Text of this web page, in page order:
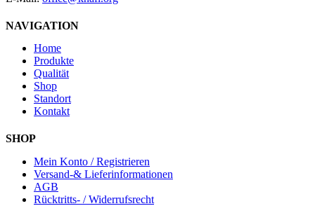
NAVIGATION
Home
Produkte
Qualität
Shop
Standort
Kontakt
SHOP
Mein Konto / Registrieren
Versand-& Lieferinformationen
AGB
Rücktritts- / Widerrufsrecht